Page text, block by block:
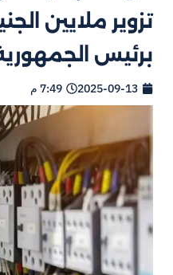
تزوير ملايين
برئيس
2025-09-13 7:49 م